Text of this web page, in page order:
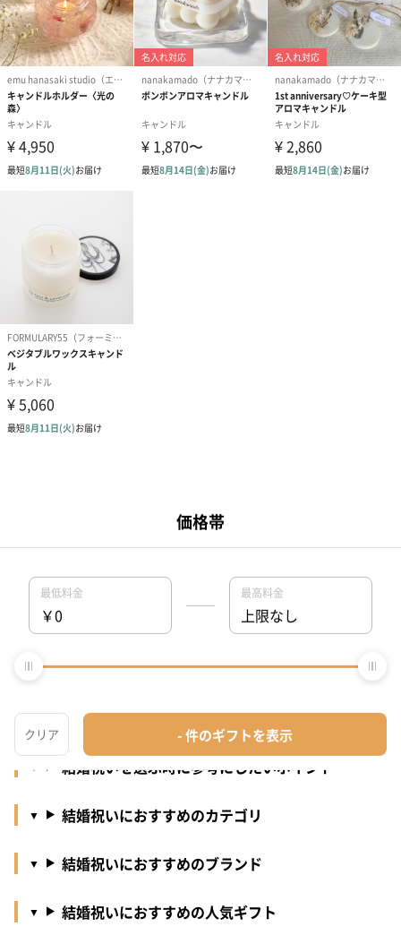
結婚祝い 2026 豆知識
結婚祝いとは
結婚祝いで贈るのは現金？プレゼント？
結婚祝いを贈るべストなタイミングはいつ？
結婚祝いギフトの相場・予算
結婚祝いを選ぶ時に参考にしたいポイント
結婚祝いにおすすめのカテゴリ
結婚祝いにおすすめのブランド
結婚祝いにおすすめの人気ギフト